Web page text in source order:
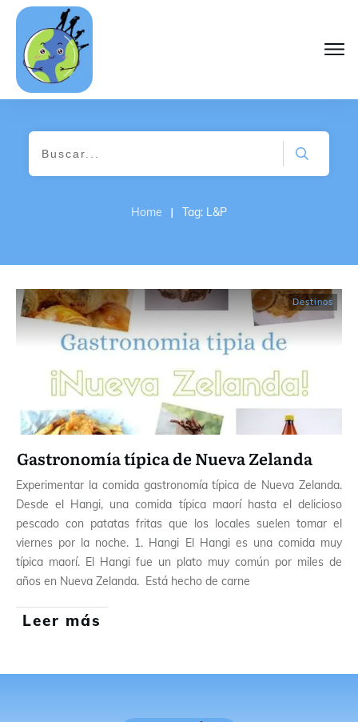
Home I Tag: L&P
Destinos
Gastronomía típica de Nueva Zelanda
Experimentar la comida gastronomía típica de Nueva Zelanda.
Desde el Hangi, una comida típica maorí hasta el delicioso
pescado con patatas fritas que los locales suelen tomar el
viernes por la noche. 1. Hangi El Hangi es una comida muy
típica maorí. El Hangi fue un plato muy común por miles de
años en Nueva Zelanda. Está hecho de carne
Leer más